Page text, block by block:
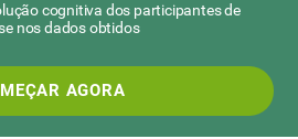
cognitiva dos participantes de
nos dados obtidos
AGORA